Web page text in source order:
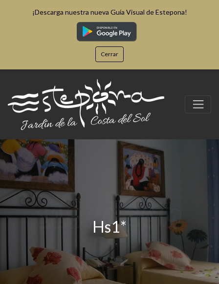
¡Descarga nuestra nueva Guía Visual de Estepona!
Cerrar
Hs1*